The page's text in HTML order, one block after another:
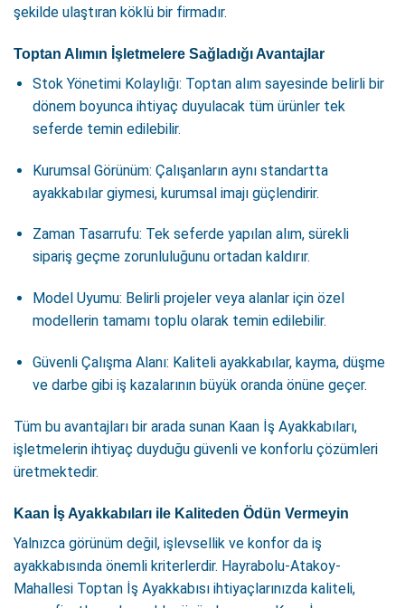
şekilde ulaştıran köklü bir firmadır.
Toptan Alımın İşletmelere Sağladığı Avantajlar
Stok Yönetimi Kolaylığı: Toptan alım sayesinde belirli bir
dönem boyunca ihtiyaç duyulacak tüm ürünler tek
seferde temin edilebilir.
Kurumsal Görünüm: Çalışanların aynı standartta
ayakkabılar giymesi, kurumsal imajı güçlendirir.
Zaman Tasarrufu: Tek seferde yapılan alım, sürekli
sipariş geçme zorunluluğunu ortadan kaldırır.
Model Uyumu: Belirli projeler veya alanlar için özel
modellerin tamamı toplu olarak temin edilebilir.
Güvenli Çalışma Alanı: Kaliteli ayakkabılar, kayma, düşme
ve darbe gibi iş kazalarının büyük oranda önüne geçer.
Tüm bu avantajları bir arada sunan Kaan İş Ayakkabıları,
işletmelerin ihtiyaç duyduğu güvenli ve konforlu çözümleri
üretmektedir.
Kaan İş Ayakkabıları ile Kaliteden Ödün Vermeyin
Yalnızca görünüm değil, işlevsellik ve konfor da iş
ayakkabısında önemli kriterlerdir. Hayrabolu-Atakoy-
Mahallesi Toptan İş Ayakkabısı ihtiyaçlarınızda kaliteli,